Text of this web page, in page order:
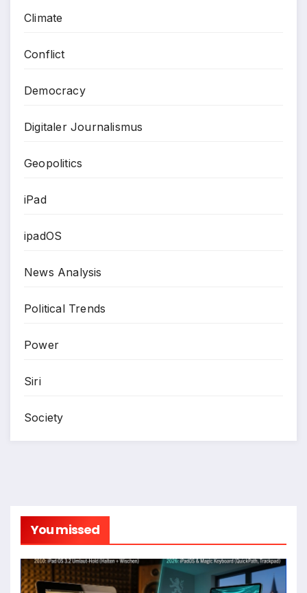
Climate
Conflict
Democracy
Digitaler Journalismus
Geopolitics
iPad
ipadOS
News Analysis
Political Trends
Power
Siri
Society
You missed